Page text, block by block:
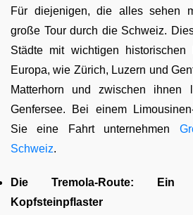
Für diejenigen, die alles sehen
große Tour durch die Schweiz.
Städte mit wichtigen historischen
Europa, wie Zürich, Luzern und
Matterhorn und zwischen
Genfersee. Bei einem
Sie eine Fahrt unternehmen
Schweiz.
Die Tremola-Route: Ein
Kopfsteinpflaster